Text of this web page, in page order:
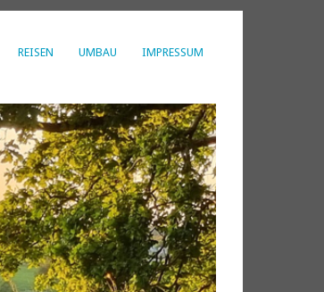
REISEN UMBAU IMPRESSUM